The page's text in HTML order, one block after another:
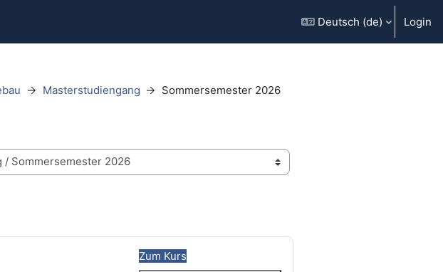
Deutsch ‎(de)‎ Login
Masterstudiengang Sommersemester 2026
Zum Kurs